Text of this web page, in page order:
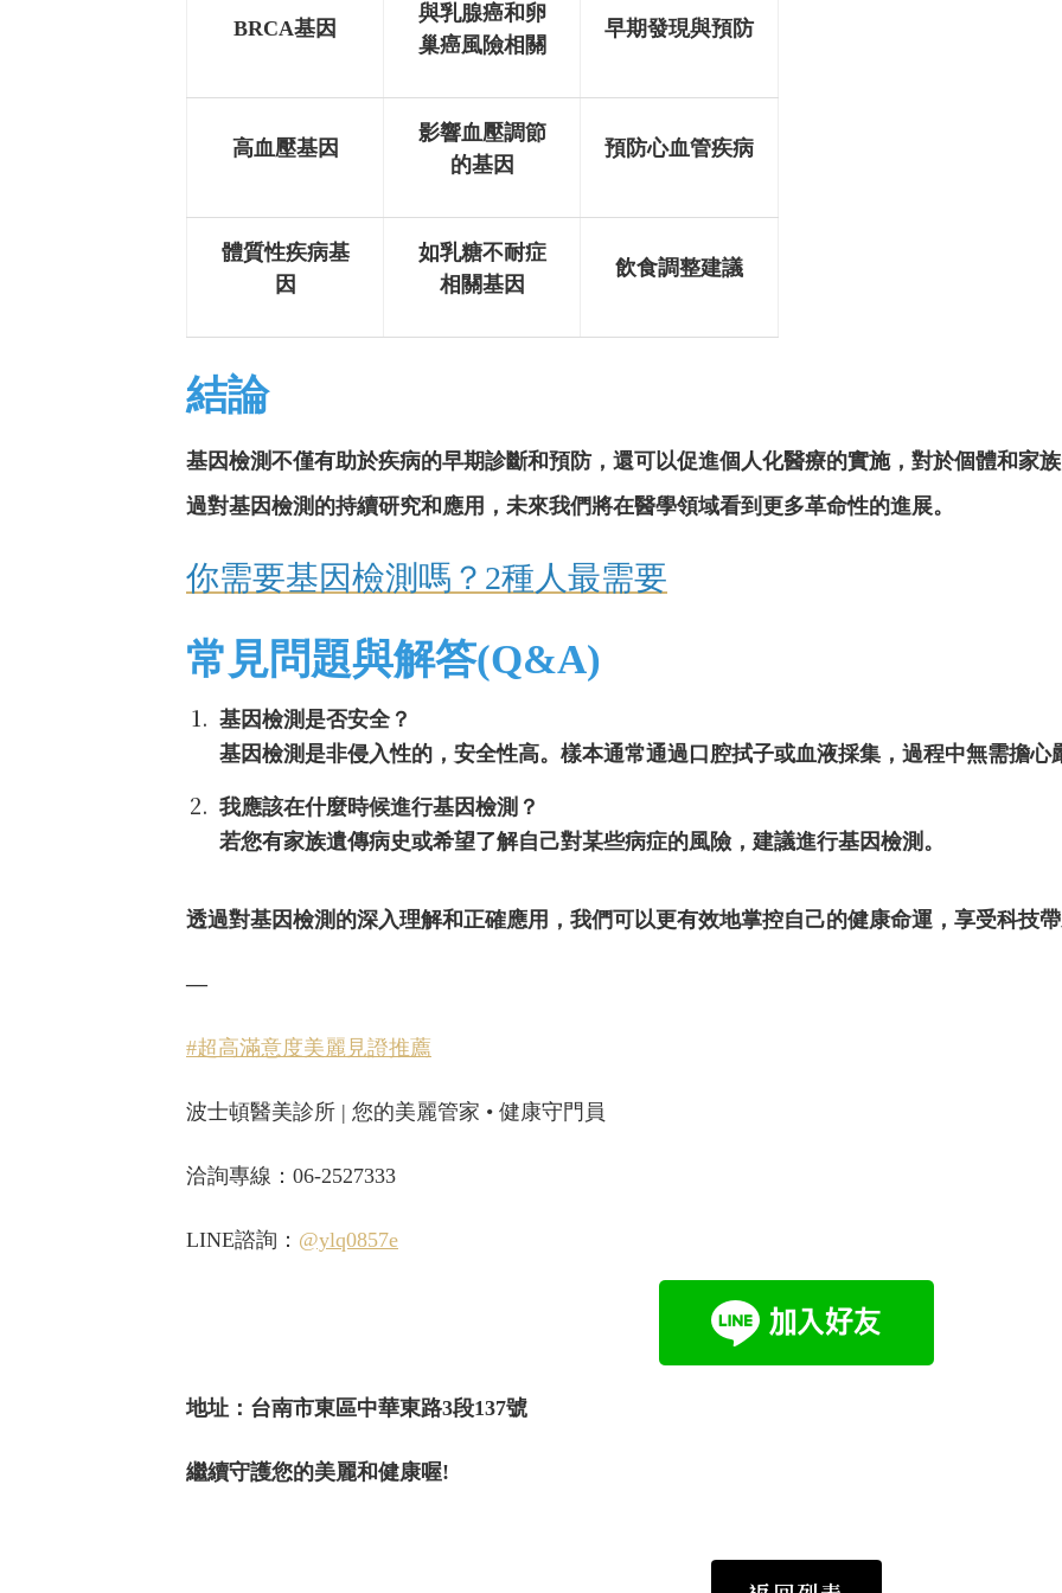
BRCA基因
與乳腺癌和卵
巢癌風險相關
早期發現與預防
高血壓基因
影響血壓調節
的基因
預防心血管疾病
體質性疾病基
因
如乳糖不耐症
相關基因
飲食調整建議
結論
基因檢測不僅有助於疾病的早期診斷和預防，還可以促進個人化醫療的實施，對於個體和家
過對基因檢測的持續研究和應用，未來我們將在醫學領域看到更多革命性的進展。
你需要基因檢測嗎？2種人最需要
常見問題與解答(Q&A)
基因檢測是否安全？
基因檢測是非侵入性的，安全性高。樣本通常通過口腔拭子或血液採集，過程中無需擔心
我應該在什麼時候進行基因檢測？
若您有家族遺傳病史或希望了解自己對某些病症的風險，建議進行基因檢測。
透過對基因檢測的深入理解和正確應用，我們可以更有效地掌控自己的健康命運，享受科技
—
#超高滿意度美麗見證推薦
波士頓醫美診所 | 您的美麗管家 • 健康守門員
洽詢專線：06-2527333
LINE諮詢： @ylq0857e
地址：台南市東區中華東路3段137號
繼續守護您的美麗和健康喔!